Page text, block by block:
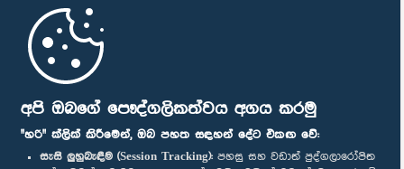
අපි ඔබගේ පෞද්ගලිකත්වය අගය කරමු
"හරි" ක්ලික් කිරීමෙන්, ඔබ පහත සඳහන් දේට එකඟ වේ:
සැසි ලුහුබැඳීම (Session Tracking): පහසු සහ වඩාත් පුද්ගලාරෝපිත
මුල් පිටුව
පාර්ලිමේන්තු ජංගම යෙදුම